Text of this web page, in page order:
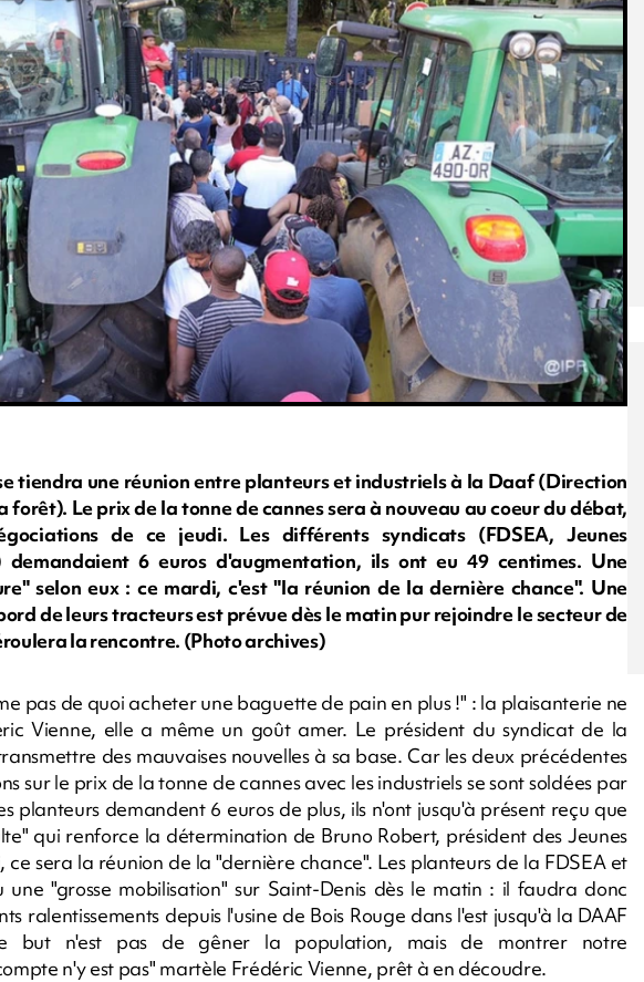
tiendra une réunion entre planteurs et industriels à la Daaf (Direction
Le prix de la tonne de cannes sera à nouveau au coeur du débat,
de ce jeudi. Les différents syndicats (FDSEA, Jeunes
demandaient 6 euros d'augmentation, ils ont eu 49 centimes. Une
selon eux : ce mardi, c'est "la réunion de la dernière chance". Une
de leurs tracteurs est prévue dès le matin pur rejoindre le secteur de
la rencontre. (Photo archives)
pas de quoi acheter une baguette de pain en plus !" : la plaisanterie ne
Vienne, elle a même un goût amer. Le président du syndicat de la
des mauvaises nouvelles à sa base. Car les deux précédentes
sur le prix de la tonne de cannes avec les industriels se sont soldées par
planteurs demandent 6 euros de plus, ils n'ont jusqu'à présent reçu que
qui renforce la détermination de Bruno Robert, président des Jeunes
sera la réunion de la "dernière chance". Les planteurs de la FDSEA et
une "grosse mobilisation" sur Saint-Denis dès le matin : il faudra donc
ralentissements depuis l'usine de Bois Rouge dans l'est jusqu'à la DAAF
but n'est pas de gêner la population, mais de montrer notre
n'y est pas" martèle Frédéric Vienne, prêt à en découdre.